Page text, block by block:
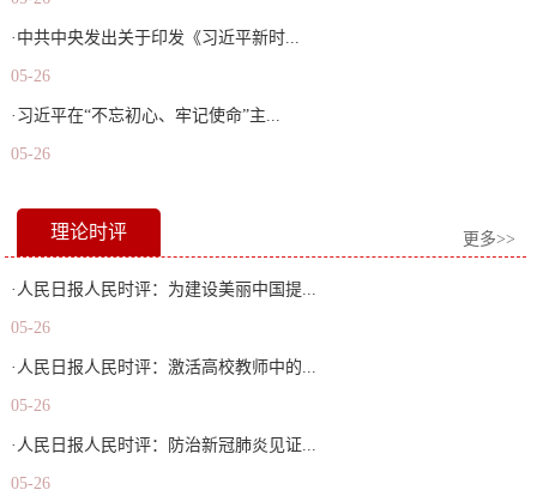
·中共中央发出关于印发《习近平新时...
05-26
·习近平在“不忘初心、牢记使命”主...
05-26
理论时评 更多>>
·人民日报人民时评：为建设美丽中国提...
05-26
·人民日报人民时评：激活高校教师中的...
05-26
·人民日报人民时评：防治新冠肺炎见证...
05-26